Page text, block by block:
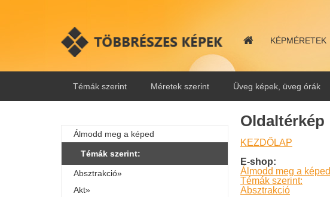
KÉPMÉRETEK
Témák szerint Méretek szerint Üveg képek, üveg órák
Álmodd meg a képed
Témák szerint:
Absztrakció»
Akt»
Oldaltérkép
KEZDŐLAP
E-shop:
Álmodd meg a képed
Témák szerint:
Absztrakció